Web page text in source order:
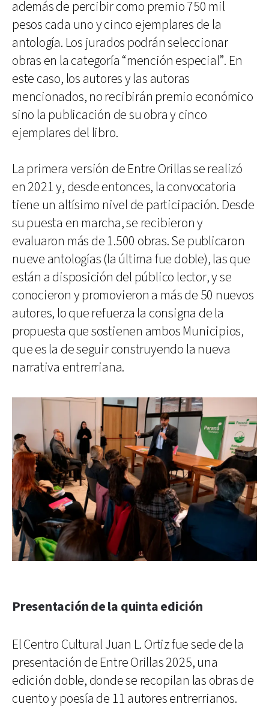
además de percibir como premio 750 mil
pesos cada uno y cinco ejemplares de la
antología. Los jurados podrán seleccionar
obras en la categoría “mención especial”. En
este caso, los autores y las autoras
mencionados, no recibirán premio económico
sino la publicación de su obra y cinco
ejemplares del libro.
La primera versión de Entre Orillas se realizó
en 2021 y, desde entonces, la convocatoria
tiene un altísimo nivel de participación. Desde
su puesta en marcha, se recibieron y
evaluaron más de 1.500 obras. Se publicaron
nueve antologías (la última fue doble), las que
están a disposición del público lector, y se
conocieron y promovieron a más de 50 nuevos
autores, lo que refuerza la consigna de la
propuesta que sostienen ambos Municipios,
que es la de seguir construyendo la nueva
narrativa entrerriana.
Presentación de la quinta edición
El Centro Cultural Juan L. Ortiz fue sede de la
presentación de Entre Orillas 2025, una
edición doble, donde se recopilan las obras de
cuento y poesía de 11 autores entrerrianos.